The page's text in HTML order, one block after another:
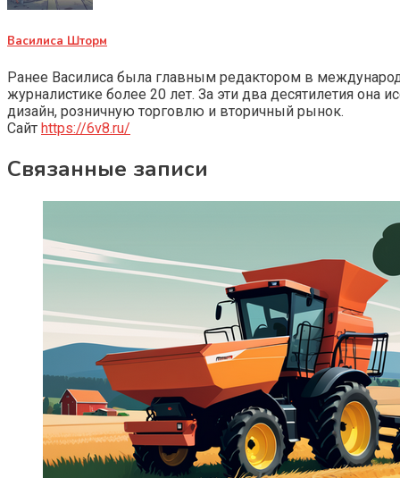
Василиса Шторм
Ранее Василиса была главным редактором в
журналистике более 20 лет. За эти два десятилетия
дизайн, розничную торговлю и вторичный рынок.
Сайт https://6v8.ru/
Связанные записи